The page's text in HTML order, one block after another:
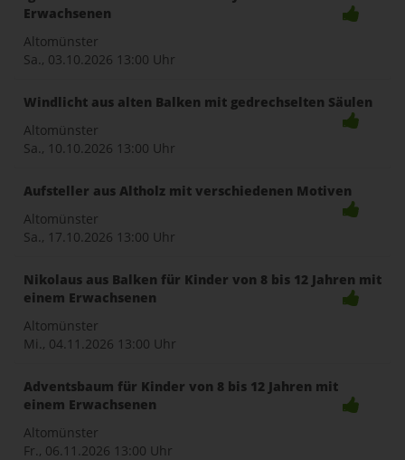
Erwachsenen
Altomünster
Sa., 03.10.2026 13:00 Uhr
Windlicht aus alten Balken mit gedrechselten Säulen
Altomünster
Sa., 10.10.2026 13:00 Uhr
Aufsteller aus Altholz mit verschiedenen Motiven
Altomünster
Sa., 17.10.2026 13:00 Uhr
Nikolaus aus Balken für Kinder von 8 bis 12 Jahren mit
einem Erwachsenen
Altomünster
Mi., 04.11.2026 13:00 Uhr
Adventsbaum für Kinder von 8 bis 12 Jahren mit
einem Erwachsenen
Altomünster
Fr., 06.11.2026 13:00 Uhr